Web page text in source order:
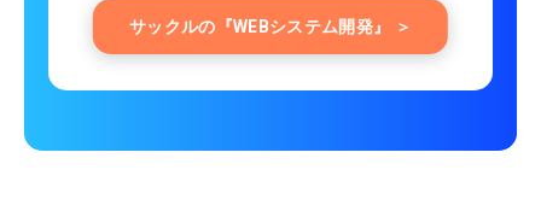
サックルの『WEBシステム開発』 ＞